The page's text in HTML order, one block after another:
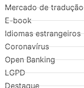
Mercado de tradução
E-book
Idiomas estrangeiros
Coronavírus
Open Banking
LGPD
Destaque